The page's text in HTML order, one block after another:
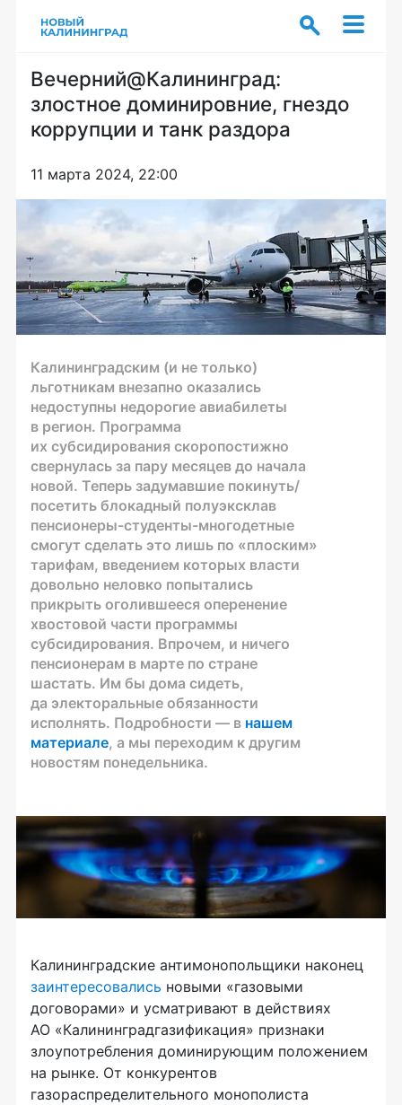
Вечерний@Калининград:
злостное доминировние, гнездо
коррупции и танк раздора
11 марта 2024, 22:00
Калининградским (и не только)
льготникам внезапно оказались
недоступны недорогие авиабилеты
в регион. Программа
их субсидирования скоропостижно
свернулась за пару месяцев до начала
новой. Теперь задумавшие покинуть/
посетить блокадный полуэксклав
пенсионеры-студенты-многодетные
смогут сделать это лишь по «плоским»
тарифам, введением которых власти
довольно неловко попытались
прикрыть оголившееся оперенение
хвостовой части программы
субсидирования. Впрочем, и ничего
пенсионерам в марте по стране
шастать. Им бы дома сидеть,
да электоральные обязанности
исполнять. Подробности — в нашем
материале, а мы переходим к другим
новостям понедельника.
Калининградские антимонопольщики наконец
заинтересовались новыми «газовыми
договорами» и усматривают в действиях
АО «Калининградгазификация» признаки
злоупотребления доминирующим положением
на рынке. От конкурентов
газораспределительного монополиста